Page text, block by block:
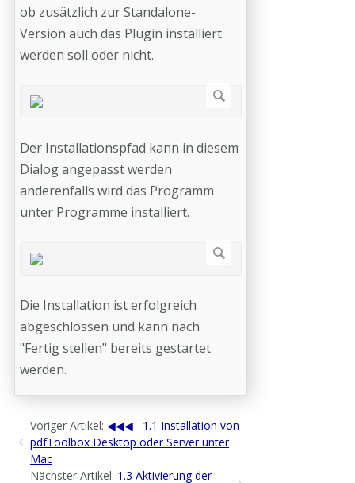
ob zusätzlich zur Standalone-
Version auch das Plugin installiert
werden soll oder nicht.
Der Installationspfad kann in diesem
Dialog angepasst werden
anderenfalls wird das Programm
unter Programme installiert.
Die Installation ist erfolgreich
abgeschlossen und kann nach
"Fertig stellen" bereits gestartet
werden.
Voriger Artikel:
1.1 Installation von
pdfToolbox Desktop oder Server unter
Mac
Nächster Artikel: 1.3 Aktivierung der